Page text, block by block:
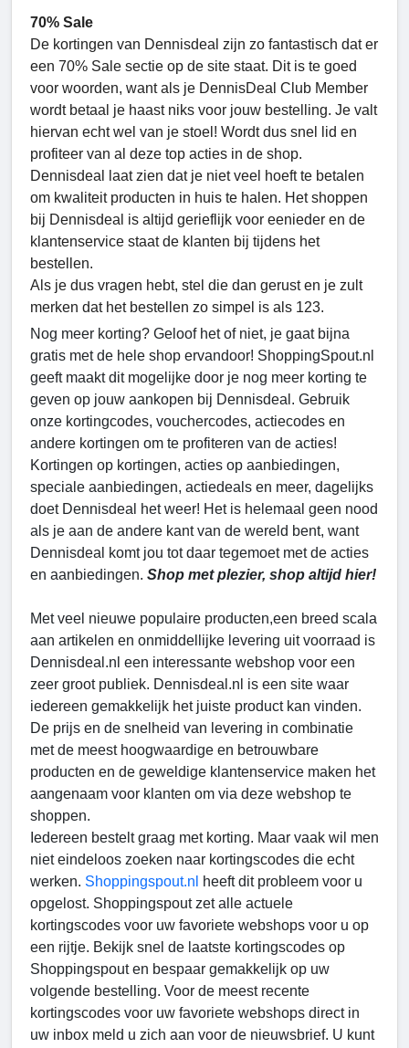
70% Sale
De kortingen van Dennisdeal zijn zo fantastisch dat er
een 70% Sale sectie op de site staat. Dit is te goed
voor woorden, want als je DennisDeal Club Member
wordt betaal je haast niks voor jouw bestelling. Je valt
hiervan echt wel van je stoel! Wordt dus snel lid en
profiteer van al deze top acties in de shop.
Dennisdeal laat zien dat je niet veel hoeft te betalen
om kwaliteit producten in huis te halen. Het shoppen
bij Dennisdeal is altijd gerieflijk voor eenieder en de
klantenservice staat de klanten bij tijdens het
bestellen.
Als je dus vragen hebt, stel die dan gerust en je zult
merken dat het bestellen zo simpel is als 123.
Nog meer korting? Geloof het of niet, je gaat bijna
gratis met de hele shop ervandoor! ShoppingSpout.nl
geeft maakt dit mogelijke door je nog meer korting te
geven op jouw aankopen bij Dennisdeal. Gebruik
onze kortingcodes, vouchercodes, actiecodes en
andere kortingen om te profiteren van de acties!
Kortingen op kortingen, acties op aanbiedingen,
speciale aanbiedingen, actiedeals en meer, dagelijks
doet Dennisdeal het weer! Het is helemaal geen nood
als je aan de andere kant van de wereld bent, want
Dennisdeal komt jou tot daar tegemoet met de acties
en aanbiedingen. Shop met plezier, shop altijd hier!
Met veel nieuwe populaire producten,een breed scala
aan artikelen en onmiddellijke levering uit voorraad is
Dennisdeal.nl een interessante webshop voor een
zeer groot publiek. Dennisdeal.nl is een site waar
iedereen gemakkelijk het juiste product kan vinden.
De prijs en de snelheid van levering in combinatie
met de meest hoogwaardige en betrouwbare
producten en de geweldige klantenservice maken het
aangenaam voor klanten om via deze webshop te
shoppen.
Iedereen bestelt graag met korting. Maar vaak wil men
niet eindeloos zoeken naar kortingscodes die echt
werken. Shoppingspout.nl
heeft dit probleem voor u
opgelost. Shoppingspout zet alle actuele
kortingscodes voor uw favoriete webshops voor u op
een rijtje. Bekijk snel de laatste kortingscodes op
Shoppingspout en bespaar gemakkelijk op uw
volgende bestelling. Voor de meest recente
kortingscodes voor uw favoriete webshops direct in
uw inbox meld u zich aan voor de nieuwsbrief. U kunt